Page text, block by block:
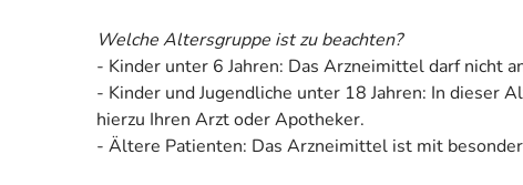
Welche Altersgruppe ist zu beachten?
- Kinder unter 6 Jahren: Das Arzneimittel darf nicht
- Kinder und Jugendliche unter 18 Jahren: In
hierzu Ihren Arzt oder Apotheker.
- Ältere Patienten: Das Arzneimittel ist mit